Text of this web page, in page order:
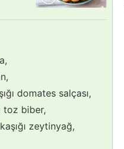
domates salçası,
toz biber,
zeytinyağ,